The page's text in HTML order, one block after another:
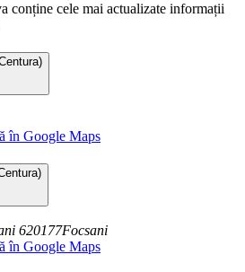
conține cele mai actualizate informații
)
în Google Maps
)
620177Focsani
în Google Maps